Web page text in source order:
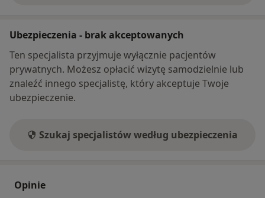
Ubezpieczenia - brak akceptowanych
Ten specjalista przyjmuje wyłącznie pacjentów
prywatnych. Możesz opłacić wizytę samodzielnie lub
znaleźć innego specjalistę, który akceptuje Twoje
ubezpieczenie.
Szukaj specjalistów według ubezpieczenia
Opinie